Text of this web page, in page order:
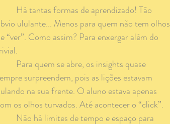
ululante... Menos para quem não tem olhos
“ver”. Como assim? Para enxergar além do
surpreendem, pois as lições estavam
na sua frente. O aluno estava apenas
os olhos turvados. Até acontecer o “click”.